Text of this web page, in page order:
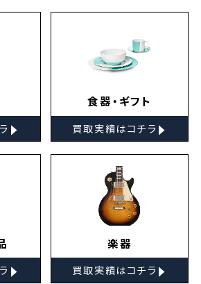
▸
食器・ギフト
買取実績はコチラ ▸
▸
楽器
買取実績はコチラ ▸